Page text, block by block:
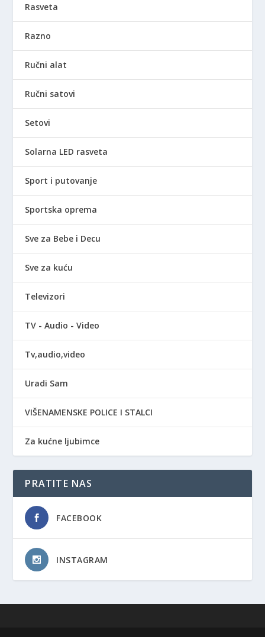
Rasveta
Razno
Ručni alat
Ručni satovi
Setovi
Solarna LED rasveta
Sport i putovanje
Sportska oprema
Sve za Bebe i Decu
Sve za kuću
Televizori
TV - Audio - Video
Tv,audio,video
Uradi Sam
VIŠENAMENSKE POLICE I STALCI
Za kućne ljubimce
PRATITE NAS
FACEBOOK
INSTAGRAM